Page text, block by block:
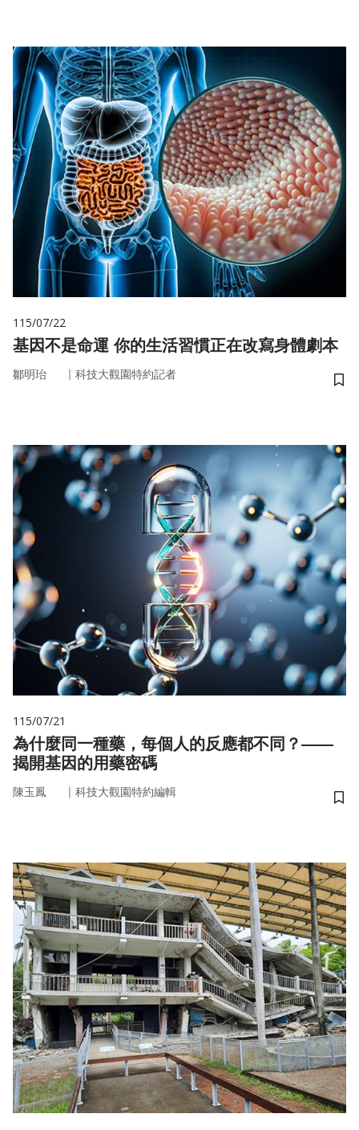
115/07/22
基因不是命運 你的生活習慣正在改寫身體劇本
鄒明珆 ｜ 科技大觀園特約記者
儲
115/07/21
為什麼同一種藥，每個人的反應都不同？——
揭開基因的用藥密碼
陳玉鳳 ｜ 科技大觀園特約編輯
儲